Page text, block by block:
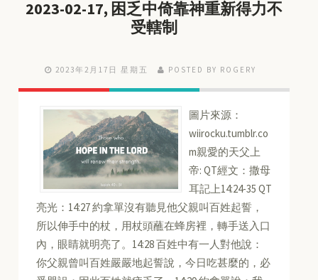
2023-02-17, 困乏中倚靠神重新得力不
受轄制
2023年2月17日 星期五 POSTED BY ROGERY
圖片來源：
wiirocku.tumblr.co
m親愛的天父上
帝: QT經文：撒母
耳記上14:24-35 QT
亮光：14:27 約拿單沒有聽見他父親叫百姓起誓，
所以伸手中的杖，用杖頭蘸在蜂房裡，轉手送入口
內，眼睛就明亮了。14:28 百姓中有一人對他說：
你父親曾叫百姓嚴嚴地起誓說，今日吃甚麼的，必